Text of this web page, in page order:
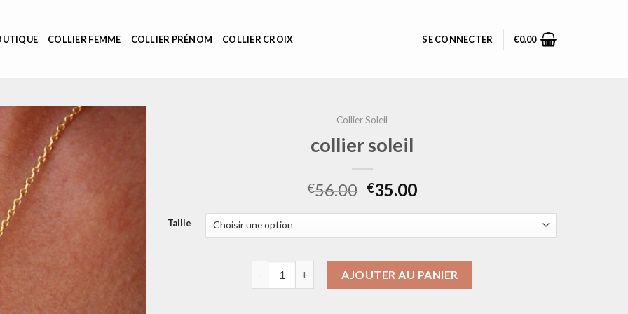
COLLIER FEMME COLLIER PRÉNOM COLLIER CROIX SE CONNECTER €0.00
Collier Soleil
collier soleil
€56.00 €35.00
Taille
AJOUTER AU PANIER